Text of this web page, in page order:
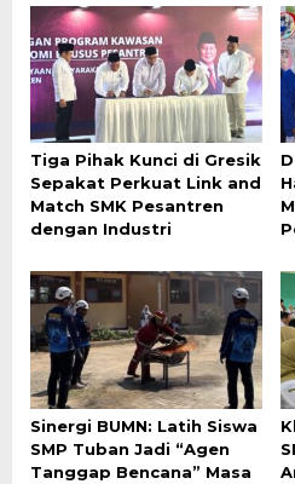
Tiga Pihak Kunci di Gresik
Sepakat Perkuat Link and
Match SMK Pesantren
dengan Industri
Sinergi BUMN: Latih Siswa
SMP Tuban Jadi “Agen
Tanggap Bencana” Masa